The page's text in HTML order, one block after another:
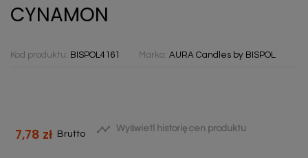
CYNAMON
Kod produktu: BISPOL4161 Marka: AURA Candles by BISPOL
7,78 zł Brutto  Wyświetl historię cen produktu